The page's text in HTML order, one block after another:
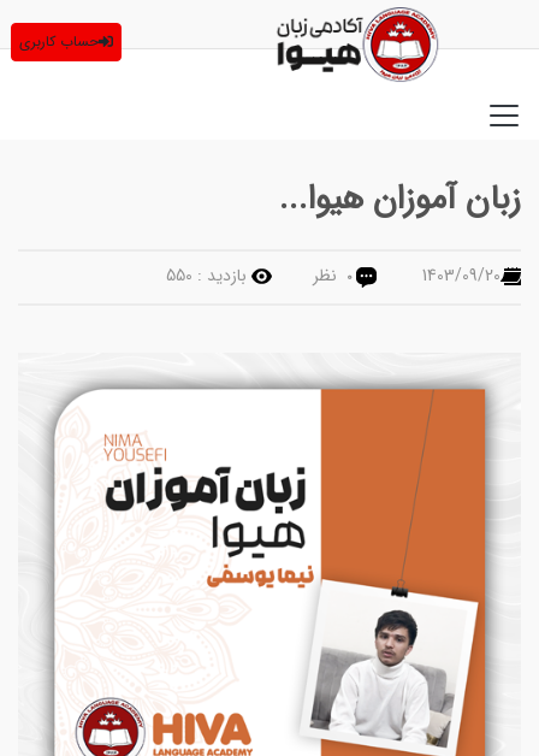
حساب کاربری
زبان آموزان هیوا...
1403/09/20
0 نظر بازدید : 550